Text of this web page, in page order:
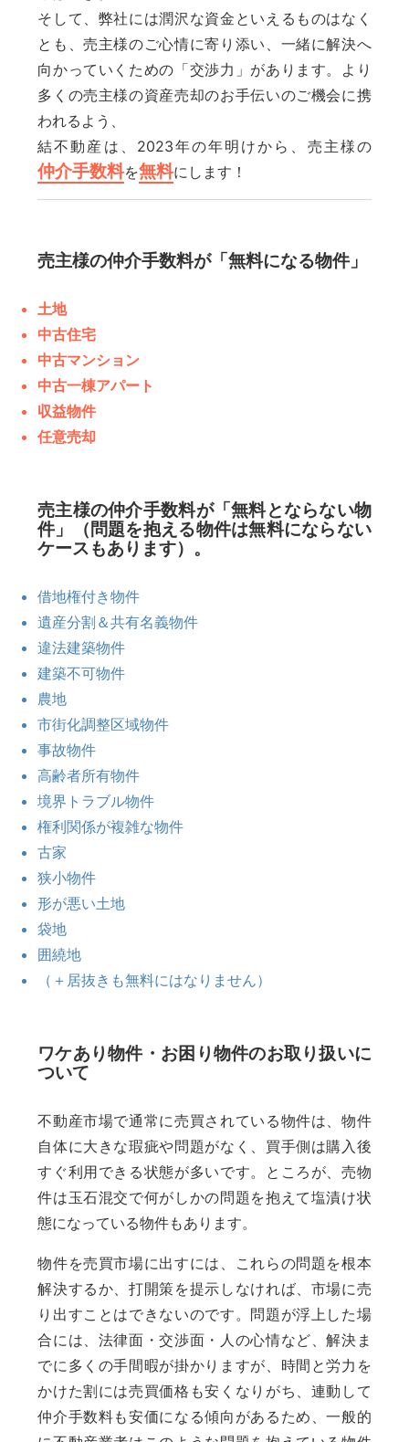
そして、弊社には潤沢な資金といえるものはなく
とも、売主様のご心情に寄り添い、一緒に解決へ
向かっていくための「交渉力」があります。より
多くの売主様の資産売却のお手伝いのご機会に携
われるよう、
結不動産は、2023年の年明けから、売主様の
仲介手数料を無料にします！
売主様の仲介手数料が「無料になる物件」
土地
中古住宅
中古マンション
中古一棟アパート
収益物件
任意売却
売主様の仲介手数料が「無料とならない物
件」（問題を抱える物件は無料にならない
ケースもあります）。
借地権付き物件
遺産分割＆共有名義物件
違法建築物件
建築不可物件
農地
市街化調整区域物件
事故物件
高齢者所有物件
境界トラブル物件
権利関係が複雑な物件
古家
狭小物件
形が悪い土地
袋地
囲繞地
（＋居抜きも無料にはなりません）
ワケあり物件・お困り物件のお取り扱いに
ついて
不動産市場で通常に売買されている物件は、物件
自体に大きな瑕疵や問題がなく、買手側は購入後
すぐ利用できる状態が多いです。ところが、売物
件は玉石混交で何がしかの問題を抱えて塩漬け状
態になっている物件もあります。
物件を売買市場に出すには、これらの問題を根本
解決するか、打開策を提示しなければ、市場に売
り出すことはできないのです。問題が浮上した場
合には、法律面・交渉面・人の心情など、解決ま
でに多くの手間暇が掛かりますが、時間と労力を
かけた割には売買価格も安くなりがち、連動して
仲介手数料も安価になる傾向があるため、一般的